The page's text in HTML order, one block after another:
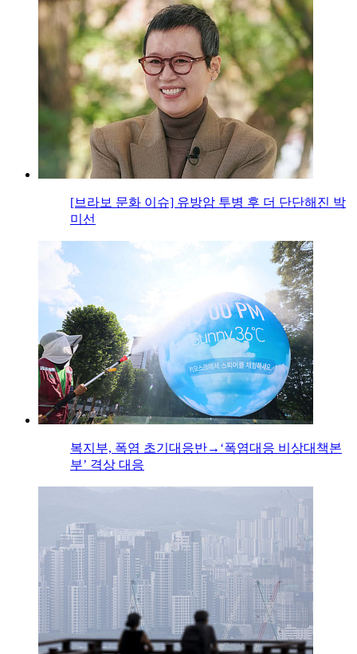
[브라보 문화 이슈] 유방암 투병 후 더 단단해진 박
미선
복지부, 폭염 초기대응반→‘폭염대응 비상대책본
부’ 격상 대응